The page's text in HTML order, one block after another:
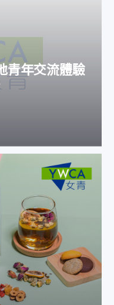
青年交流體
告
青年交流體驗
賣籌款助認